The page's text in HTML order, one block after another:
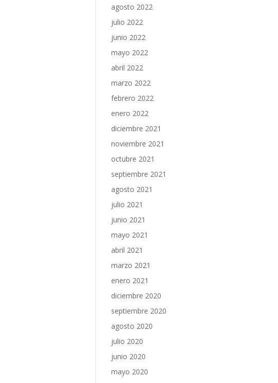
agosto 2022
julio 2022
junio 2022
mayo 2022
abril 2022
marzo 2022
febrero 2022
enero 2022
diciembre 2021
noviembre 2021
octubre 2021
septiembre 2021
agosto 2021
julio 2021
junio 2021
mayo 2021
abril 2021
marzo 2021
enero 2021
diciembre 2020
septiembre 2020
agosto 2020
julio 2020
junio 2020
mayo 2020